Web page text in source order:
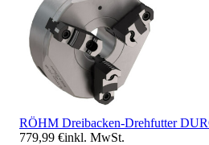
RÖHM Dreibacken-Drehfutter
779,99 €inkl. MwSt.